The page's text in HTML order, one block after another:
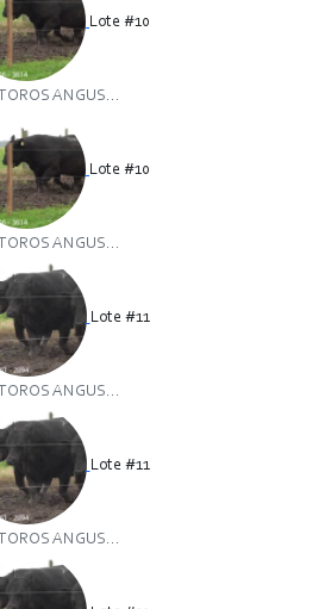
Lote #10
TOROS ANGUS...
Lote #10
TOROS ANGUS...
Lote #11
TOROS ANGUS...
Lote #11
TOROS ANGUS...